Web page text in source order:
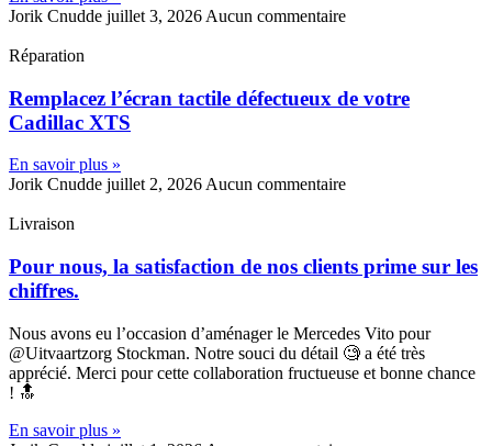
Jorik Cnudde juillet 3, 2026 Aucun commentaire
Réparation
Remplacez l’écran tactile défectueux de votre
Cadillac XTS
En savoir plus »
Jorik Cnudde juillet 2, 2026 Aucun commentaire
Livraison
Pour nous, la satisfaction de nos clients prime sur les
chiffres.
Nous avons eu l’occasion d’aménager le Mercedes Vito pour
@Uitvaartzorg Stockman. Notre souci du détail 🧐 a été très
apprécié. Merci pour cette collaboration fructueuse et bonne chance
! 🔝
En savoir plus »